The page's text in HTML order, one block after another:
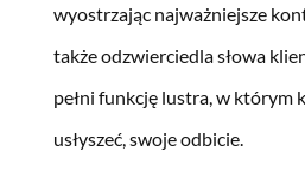
wyostrzając najważniejsze
także odzwierciedla słowa
pełni funkcję lustra, w którym
usłyszeć, swoje odbicie.